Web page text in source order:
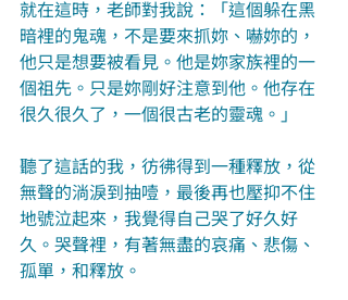
就在這時，老師對我說：「這個躲在黑
暗裡的鬼魂，不是要來抓妳、嚇妳的，
他只是想要被看見。他是妳家族裡的一
個祖先。只是妳剛好注意到他。他存在
很久很久了，一個很古老的靈魂。」
聽了這話的我，彷彿得到一種釋放，從
無聲的淌淚到抽噎，最後再也壓抑不住
地號泣起來，我覺得自己哭了好久好
久。哭聲裡，有著無盡的哀痛、悲傷、
孤單，和釋放。